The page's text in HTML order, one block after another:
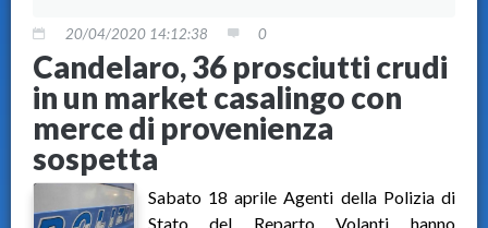
20/04/2020 14:12:38 0
Candelaro, 36 prosciutti crudi
in un market casalingo con
merce di provenienza
sospetta
Sabato 18 aprile Agenti della Polizia di
Stato del Reparto Volanti hanno